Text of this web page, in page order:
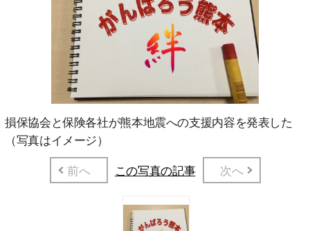
損保協会と保険各社が熊本地震への支援内容を発表した
（写真はイメージ）
前へ
この写真の記事 次へ